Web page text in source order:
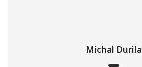
Michal Durila